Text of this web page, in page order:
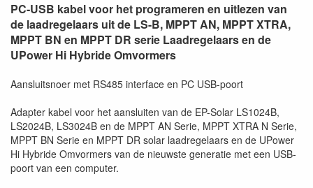
PC-USB kabel voor het programeren en uitlezen van
de laadregelaars uit de LS-B, MPPT AN, MPPT XTRA,
MPPT BN en MPPT DR serie Laadregelaars en de
UPower Hi Hybride Omvormers
Aansluitsnoer met RS485 interface en PC USB-poort
Adapter kabel voor het aansluiten van de EP-Solar LS1024B,
LS2024B, LS3024B en de MPPT AN Serie, MPPT XTRA N Serie,
MPPT BN Serie en MPPT DR solar laadregelaars en de UPower
Hi Hybride Omvormers van de nieuwste generatie met een USB-
poort van een computer.